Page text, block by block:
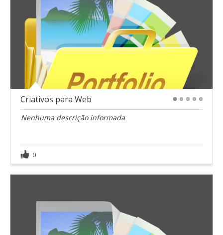
Criativos para Web
Nenhuma descrição informada
0